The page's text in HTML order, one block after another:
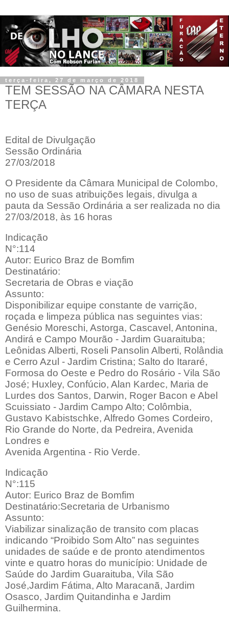
terça-feira, 27 de março de 2018
TEM SESSÃO NA CÂMARA NESTA
TERÇA
Edital de Divulgação
Sessão Ordinária
27/03/2018
O Presidente da Câmara Municipal de Colombo,
no uso de suas atribuições legais, divulga a
pauta da Sessão Ordinária a ser realizada no dia
27/03/2018, às 16 horas
Indicação
N°:114
Autor: Eurico Braz de Bomfim
Destinatário:
Secretaria de Obras e viação
Assunto:
Disponibilizar equipe constante de varrição,
roçada e limpeza pública nas seguintes vias:
Genésio Moreschi, Astorga, Cascavel, Antonina,
Andirá e Campo Mourão - Jardim Guaraituba;
Leônidas Alberti, Roseli Pansolin Alberti, Rolândia
e Cerro Azul - Jardim Cristina; Salto do Itararé,
Formosa do Oeste e Pedro do Rosário - Vila São
José; Huxley, Confúcio, Alan Kardec, Maria de
Lurdes dos Santos, Darwin, Roger Bacon e Abel
Scuissiato - Jardim Campo Alto; Colômbia,
Gustavo Kabistschke, Alfredo Gomes Cordeiro,
Rio Grande do Norte, da Pedreira, Avenida
Londres e
Avenida Argentina - Rio Verde.
Indicação
N°:115
Autor: Eurico Braz de Bomfim
Destinatário:Secretaria de Urbanismo
Assunto:
Viabilizar sinalização de transito com placas
indicando “Proibido Som Alto” nas seguintes
unidades de saúde e de pronto atendimentos
vinte e quatro horas do município: Unidade de
Saúde do Jardim Guaraituba, Vila São
José,Jardim Fátima, Alto Maracanã, Jardim
Osasco, Jardim Quitandinha e Jardim
Guilhermina.